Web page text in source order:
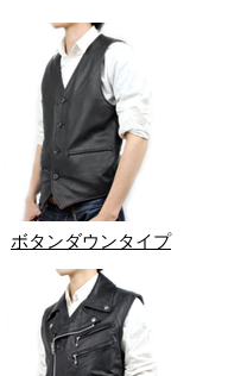
ボタンダウンタイプ